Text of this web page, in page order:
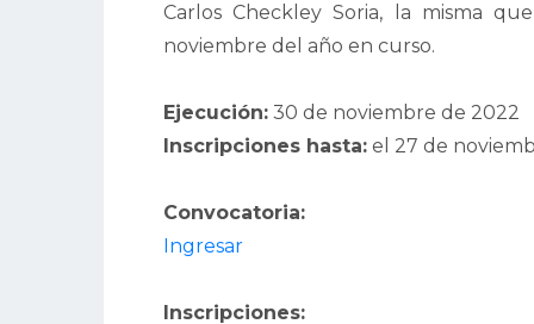
Carlos Checkley Soria, la misma
noviembre del año en curso.
Ejecución: 30 de noviembre de 2022
Inscripciones hasta: el 27 de
Convocatoria:
Ingresar
Inscripciones: